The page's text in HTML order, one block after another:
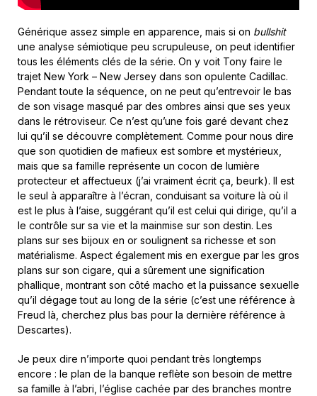
Générique assez simple en apparence, mais si on bullshit
une analyse sémiotique peu scrupuleuse, on peut identifier
tous les éléments clés de la série. On y voit Tony faire le
trajet New York – New Jersey dans son opulente Cadillac.
Pendant toute la séquence, on ne peut qu’entrevoir le bas
de son visage masqué par des ombres ainsi que ses yeux
dans le rétroviseur. Ce n’est qu’une fois garé devant chez
lui qu’il se découvre complètement. Comme pour nous dire
que son quotidien de mafieux est sombre et mystérieux,
mais que sa famille représente un cocon de lumière
protecteur et affectueux (j’ai vraiment écrit ça, beurk). Il est
le seul à apparaître à l’écran, conduisant sa voiture là où il
est le plus à l’aise, suggérant qu’il est celui qui dirige, qu’il a
le contrôle sur sa vie et la mainmise sur son destin. Les
plans sur ses bijoux en or soulignent sa richesse et son
matérialisme. Aspect également mis en exergue par les gros
plans sur son cigare, qui a sûrement une signification
phallique, montrant son côté macho et la puissance sexuelle
qu’il dégage tout au long de la série (c’est une référence à
Freud là, cherchez plus bas pour la dernière référence à
Descartes).
Je peux dire n’importe quoi pendant très longtemps
encore : le plan de la banque reflète son besoin de mettre
sa famille à l’abri, l’église cachée par des branches montre